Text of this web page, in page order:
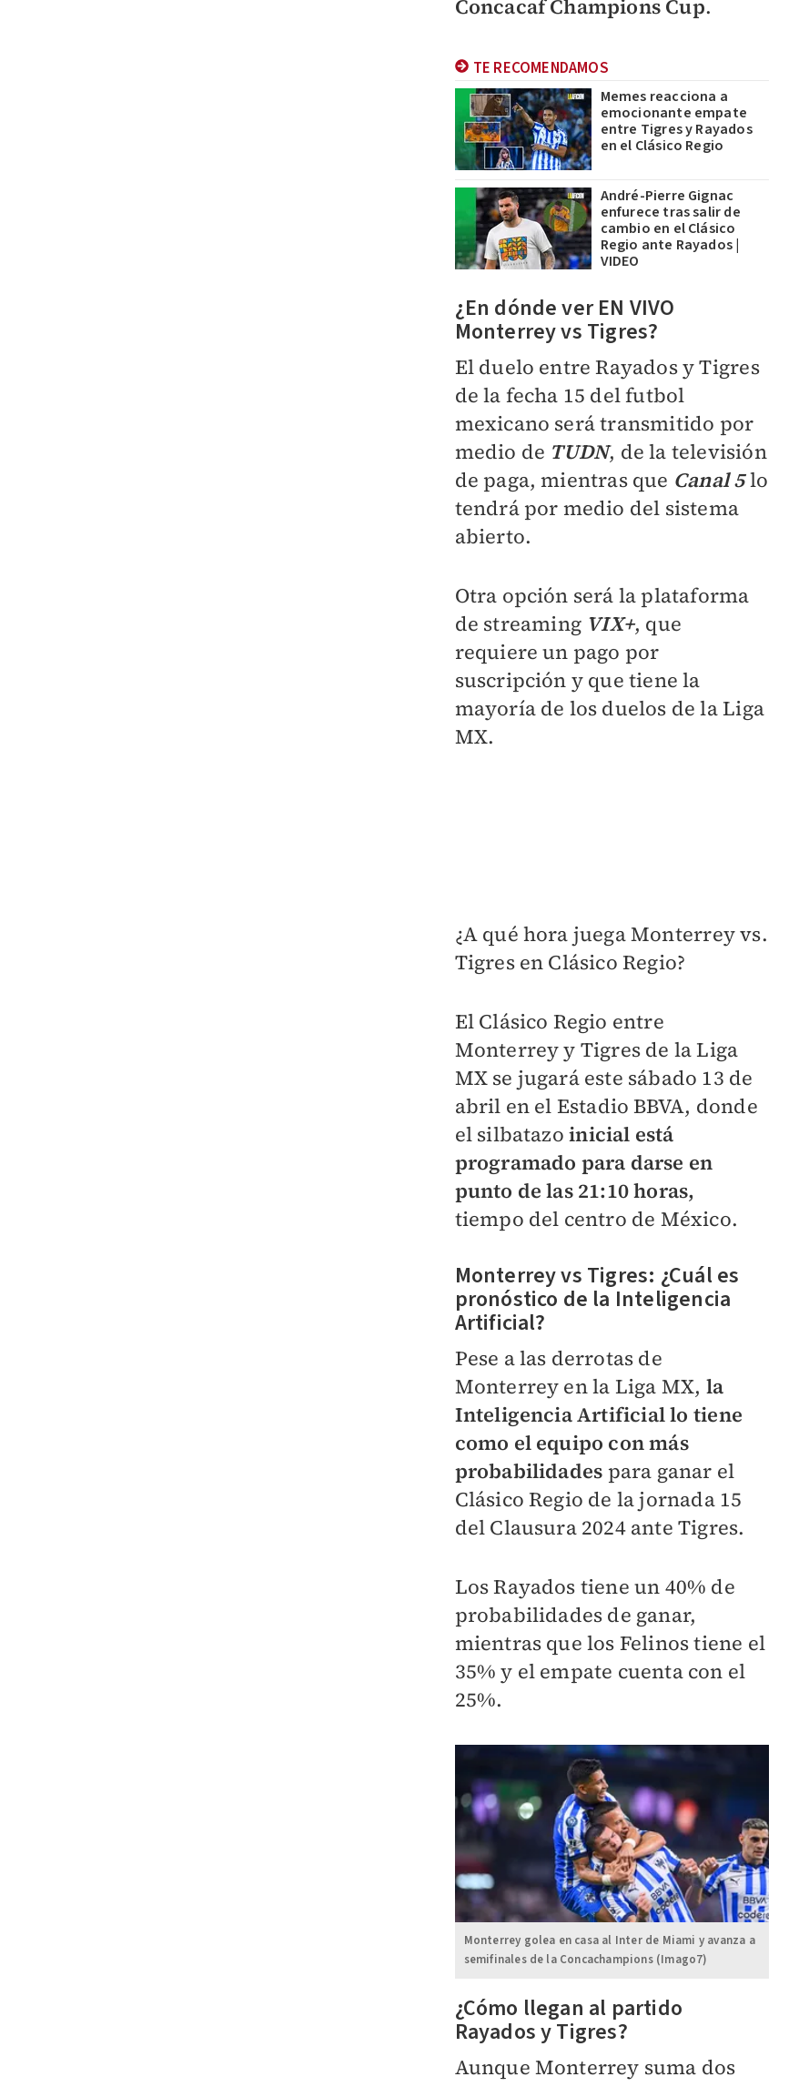
Concacaf Champions Cup.
TE RECOMENDAMOS
Memes reacciona a
emocionante empate
entre Tigres y Rayados
en el Clásico Regio
André-Pierre Gignac
enfurece tras salir de
cambio en el Clásico
Regio ante Rayados |
VIDEO
¿En dónde ver EN VIVO
Monterrey vs Tigres?
El duelo entre Rayados y Tigres
de la fecha 15 del futbol
mexicano será transmitido por
medio de TUDN, de la televisión
de paga, mientras que Canal 5lo
tendrá por medio del sistema
abierto.
Otra opción será la plataforma
de streaming VIX+, que
requiere un pago por
suscripción y que tiene la
mayoría de los duelos de la Liga
MX.
¿A qué hora juega Monterrey vs.
Tigres en Clásico Regio?
El Clásico Regio entre
Monterrey y Tigres de la Liga
MX se jugará este sábado 13 de
abril en el Estadio BBVA, donde
el silbatazoinicial está
programado para darse en
punto de las 21:10 horas,
tiempo del centro de México.
Monterrey vs Tigres: ¿Cuál es
pronóstico de la Inteligencia
Artificial?
Pese a las derrotas de
Monterrey en la Liga MX, la
Inteligencia Artificial lo tiene
como el equipo con más
probabilidades para ganar el
Clásico Regio de la jornada 15
del Clausura 2024 ante Tigres.
Los Rayados tiene un 40% de
probabilidades de ganar,
mientras que los Felinos tiene el
35% y el empate cuenta con el
25%.
Monterrey golea en casa al Inter de Miami y avanza a
semifinales de la Concachampions (Imago7)
¿Cómo llegan al partido
Rayados y Tigres?
Aunque Monterrey suma dos